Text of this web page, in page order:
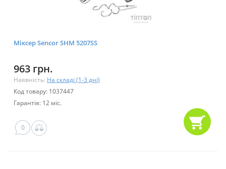
Міксер Sencor SHM 5207SS
963 грн.
Наявність: На складі (1-3 дні)
Код товару: 1037447
Гарантія: 12 міс.
0